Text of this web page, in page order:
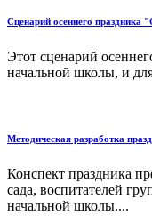
Сценарий осеннего праздника
Этот сценарий
начальной школы, и
Методическая разработка
Конспект праздника
сада, воспитателей
начальной школы....